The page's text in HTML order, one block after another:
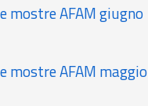
mostre AFAM giugno
mostre AFAM maggio